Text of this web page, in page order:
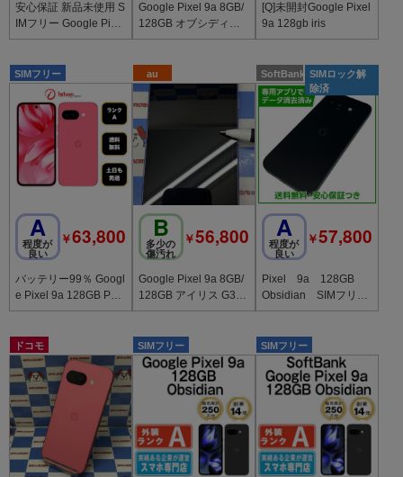
安心保証 新品未使用 S
IMフリー Google Pixel
9a 256GB オブシディ
Google Pixel 9a 8GB/
128GB オブシディア
ン G3Y12 AU版SIMフ
[Q]未開封Google Pixel
9a 128gb iris
SIMフリー
A
程度が
良い
￥63,800
バッテリー99％ Googl
e Pixel 9a 128GB Peo
ny 国内版 SIMフリー
au
B
多少の
傷汚れ
￥56,800
Google Pixel 9a 8GB/
128GB アイリス G3Y
12 AU版SIMフリー
SoftBank SIMロック解
除済
A
程度が
良い
￥57,800
Pixel 9a 128GB
Obsidian SIMフリ
ー ソフトバンク版
ドコモ SIMフリー SIMフリー